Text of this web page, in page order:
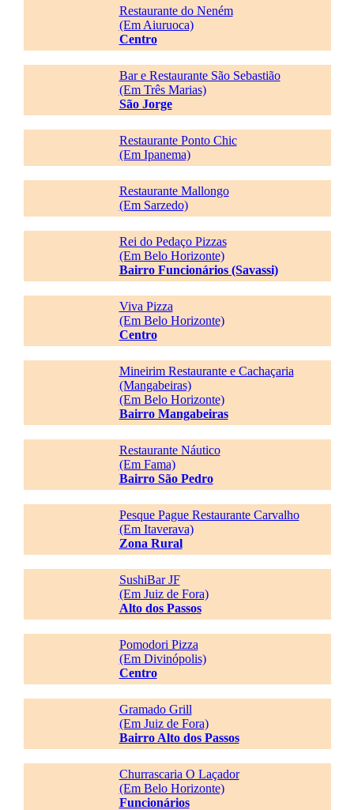
Restaurante do Neném
(Em Aiuruoca)
Centro
Bar e Restaurante São Sebastião
(Em Três Marias)
São Jorge
Restaurante Ponto Chic
(Em Ipanema)
Restaurante Mallongo
(Em Sarzedo)
Rei do Pedaço Pizzas
(Em Belo Horizonte)
Bairro Funcionários (Savassi)
Viva Pizza
(Em Belo Horizonte)
Centro
Mineirim Restaurante e Cachaçaria
(Mangabeiras)
(Em Belo Horizonte)
Bairro Mangabeiras
Restaurante Náutico
(Em Fama)
Bairro São Pedro
Pesque Pague Restaurante Carvalho
(Em Itaverava)
Zona Rural
SushiBar JF
(Em Juiz de Fora)
Alto dos Passos
Pomodori Pizza
(Em Divinópolis)
Centro
Gramado Grill
(Em Juiz de Fora)
Bairro Alto dos Passos
Churrascaria O Laçador
(Em Belo Horizonte)
Funcionários